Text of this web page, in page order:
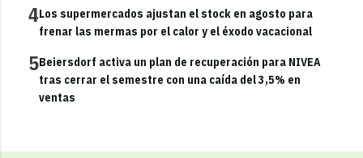
4Los supermercados ajustan el stock en agosto para
frenar las mermas por el calor y el éxodo vacacional
5Beiersdorf activa un plan de recuperación para NIVEA
tras cerrar el semestre con una caída del 3,5% en
ventas